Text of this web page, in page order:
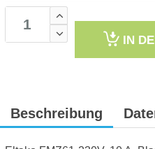
IN
Beschreibung